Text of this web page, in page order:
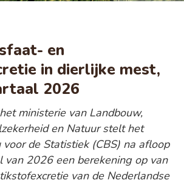
en
in dierlijke mest,
2026
ministerie van Landbouw,
en Natuur stelt het
voor de Statistiek (CBS) na afloop
van 2026 een berekening op van
van de Nederlandse